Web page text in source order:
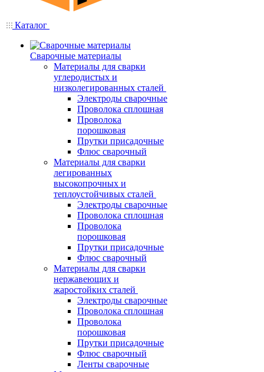
Каталог
Сварочные материалы
Материалы для сварки
углеродистых и
низколегированных сталей
Электроды сварочные
Проволока сплошная
Проволока
порошковая
Прутки присадочные
Флюс сварочный
Материалы для сварки
легированных
высокопрочных и
теплоустойчивых сталей
Электроды сварочные
Проволока сплошная
Проволока
порошковая
Прутки присадочные
Флюс сварочный
Материалы для сварки
нержавеющих и
жаростойких сталей
Электроды сварочные
Проволока сплошная
Проволока
порошковая
Прутки присадочные
Флюс сварочный
Ленты сварочные